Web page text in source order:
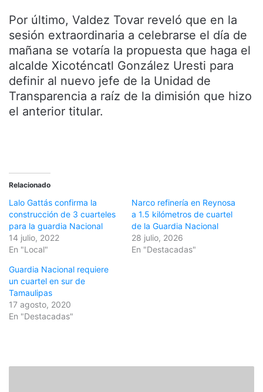
Por último, Valdez Tovar reveló que en la
sesión extraordinaria a celebrarse el día de
mañana se votaría la propuesta que haga el
alcalde Xicoténcatl González Uresti para
definir al nuevo jefe de la Unidad de
Transparencia a raíz de la dimisión que hizo
el anterior titular.
Relacionado
Lalo Gattás confirma la
construcción de 3 cuarteles
para la guardia Nacional
14 julio, 2022
En "Local"
Narco refinería en Reynosa
a 1.5 kilómetros de cuartel
de la Guardia Nacional
28 julio, 2026
En "Destacadas"
Guardia Nacional requiere
un cuartel en sur de
Tamaulipas
17 agosto, 2020
En "Destacadas"